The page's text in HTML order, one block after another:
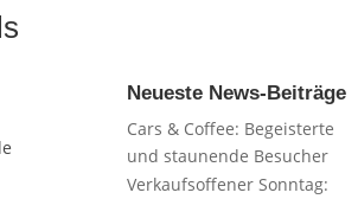
Neueste News-Beiträge
Cars & Coffee: Begeisterte
und staunende Besucher
Verkaufsoffener Sonntag: